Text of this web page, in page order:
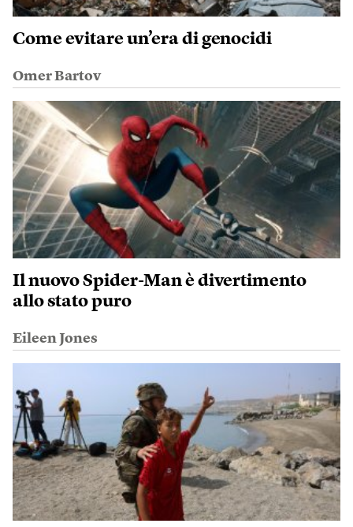
Come evitare un’era di genocidi
Omer Bartov
Il nuovo Spider-Man è divertimento
allo stato puro
Eileen Jones